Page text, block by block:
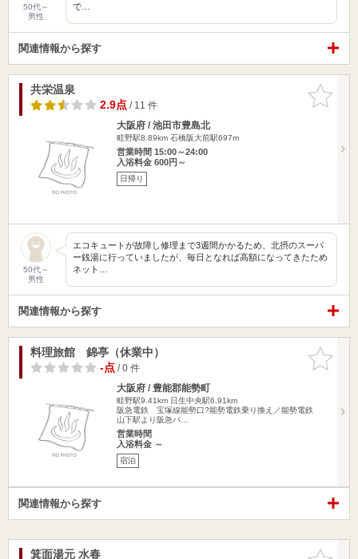
50代～
男性
で…
関連情報から探す
お気に入
りに追加
共栄温泉
2.9点/ 11 件
大阪府 / 池田市豊島北
畦野駅8.89km 石橋阪大前駅697m
営業時間 15:00～24:00
入浴料金 600円～
日帰り
50代～
男性
エコキュートが故障し修理まで3週間かかるため、北摂のスーパ
ー銭湯に行っていましたが、毎日となれば高額になってきたため
ネット…
関連情報から探す
お気に入
りに追加
料理旅館 錦亭（休業中）
-点/ 0 件
大阪府 / 豊能郡能勢町
畦野駅9.41km 日生中央駅6.91km
阪急電鉄 宝塚線能勢口?能勢電鉄乗り換え／能勢電鉄
山下駅より阪急バ…
営業時間
入浴料金 ～
宿泊
関連情報から探す
お気に入
箕面湯元 水春